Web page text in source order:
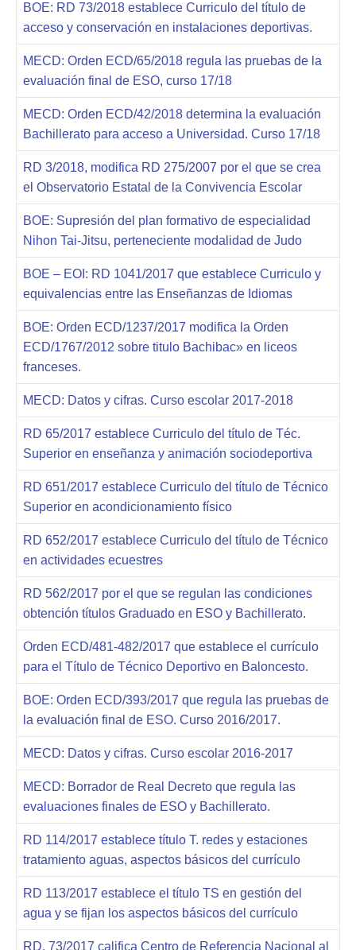
BOE: RD 73/2018 establece Curriculo del título de
acceso y conservación en instalaciones deportivas.
MECD: Orden ECD/65/2018 regula las pruebas de la
evaluación final de ESO, curso 17/18
MECD: Orden ECD/42/2018 determina la evaluación
Bachillerato para acceso a Universidad. Curso 17/18
RD 3/2018, modifica RD 275/2007 por el que se crea
el Observatorio Estatal de la Convivencia Escolar
BOE: Supresión del plan formativo de especialidad
Nihon Tai-Jitsu, perteneciente modalidad de Judo
BOE – EOI: RD 1041/2017 que establece Curriculo y
equivalencias entre las Enseñanzas de Idiomas
BOE: Orden ECD/1237/2017 modifica la Orden
ECD/1767/2012 sobre titulo Bachibac» en liceos
franceses.
MECD: Datos y cifras. Curso escolar 2017-2018
RD 65/2017 establece Curriculo del título de Téc.
Superior en enseñanza y animación sociodeportiva
RD 651/2017 establece Curriculo del título de Técnico
Superior en acondicionamiento físico
RD 652/2017 establece Curriculo del título de Técnico
en actividades ecuestres
RD 562/2017 por el que se regulan las condiciones
obtención títulos Graduado en ESO y Bachillerato.
Orden ECD/481-482/2017 que establece el currículo
para el Título de Técnico Deportivo en Baloncesto.
BOE: Orden ECD/393/2017 que regula las pruebas de
la evaluación final de ESO. Curso 2016/2017.
MECD: Datos y cifras. Curso escolar 2016-2017
MECD: Borrador de Real Decreto que regula las
evaluaciones finales de ESO y Bachillerato.
RD 114/2017 establece título T. redes y estaciones
tratamiento aguas, aspectos básicos del currículo
RD 113/2017 establece el título TS en gestión del
agua y se fijan los aspectos básicos del currículo
RD. 73/2017 califica Centro de Referencia Nacional al